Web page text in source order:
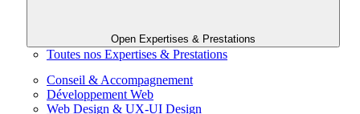
Open Expertises & Prestations
Toutes nos Expertises & Prestations
Conseil & Accompagnement
Développement Web
Web Design & UX-UI Design